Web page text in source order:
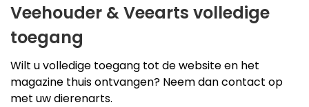
Veehouder & Veearts volledige
toegang
Wilt u volledige toegang tot de website en het
magazine thuis ontvangen? Neem dan contact op
met uw dierenarts.